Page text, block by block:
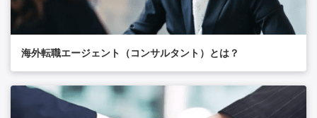
海外転職エージェント（コンサルタント）とは？